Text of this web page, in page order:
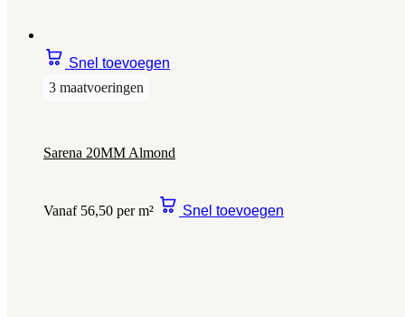
Snel toevoegen
3 maatvoeringen
Sarena 20MM Almond
Vanaf 56,50 per m² Snel toevoegen